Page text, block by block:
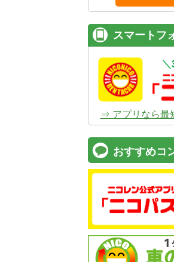
スマートフ
⇒ アプリなら最
おすすめコ